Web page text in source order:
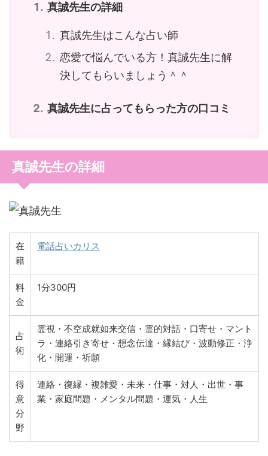
真誠先生の詳細
真誠先生はこんな占い師
恋愛で悩んでいる方！真誠先生に解
決してもらいましょう＾＾
真誠先生に占ってもらった方の口コミ
真誠先生の詳細
在
籍
電話占いカリス
料
金
1分300円
占
術
霊視・不空成就如来交信・霊的対話・口寄せ・マント
ラ・連絡引き寄せ・想念伝達・縁結び・波動修正・浄
化・開運・祈願
得
意
分
野
連絡・復縁・複雑愛・未来・仕事・対人・出世・事
業・家庭問題・メンタル問題・運気・人生